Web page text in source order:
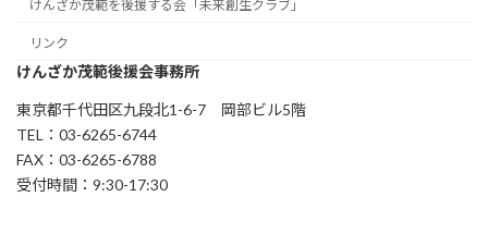
けんざか茂範を後援する会「未来創生クラブ」
リンク
けんざか茂範後援会事務所
東京都千代田区九段北1-6-7 岡部ビル5階
TEL：03-6265-6744
FAX：03-6265-6788
受付時間：9:30-17:30